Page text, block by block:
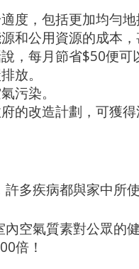
度，包括更加均勻地
和公用資源的成本
，每月節省$50便可
放。
污染。
的改造計劃，可獲得
多疾病都與家中所
內空氣質素對公眾的
倍！